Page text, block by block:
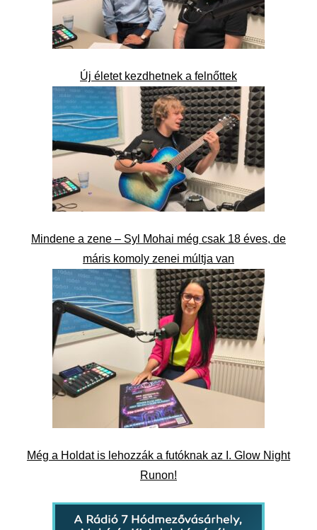
Új életet kezdhetnek a felnőttek
Mindene a zene – Syl Mohai még csak 18 éves, de
máris komoly zenei múltja van
Még a Holdat is lehozzák a futóknak az I. Glow Night
Runon!